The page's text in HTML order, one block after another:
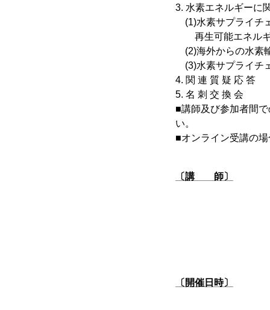
3. 水素エネルギーに
(1)水素サプライチ
再生可能エネルギ
(2)海外からの水素
(3)水素サプライチ
4. 関 連 質 疑 応 答
5. 名 刺 交 換 会
■講師及び参加者間
い。
■オンライン受講の
〔講 師〕
〔開催日時〕